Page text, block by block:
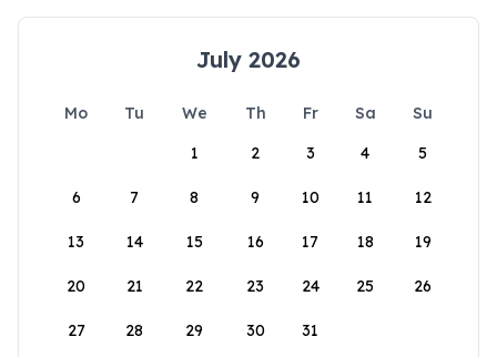
July 2026
Mo Tu We Th Fr Sa
Su
1
2 3 4 5
6 7 8 9 10 11 12
13 14 15 16 17 18 19
20 21 22 23 24 25 26
27 28 29 30 31